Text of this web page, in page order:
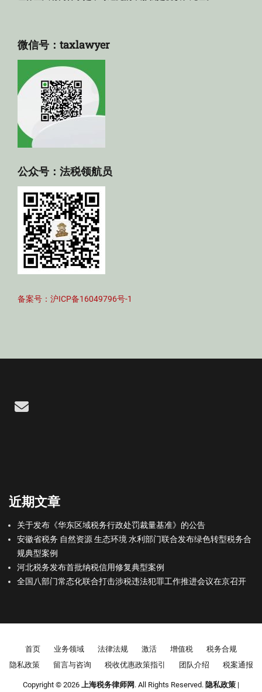
微信号：taxlawyer
公众号：法税领航员
备案号：沪ICP备16049796号-1
Email
近期文章
关于发布《华东区域税务行政处罚裁量基准》的公告
安徽省税务 自然资源 生态环境 水利部门联合发布绿色转型税务合
规典型案例
河北税务发布首批纳税信用修复典型案例
全国八部门常态化联合打击涉税违法犯罪工作推进会议在京召开
Footer menu
首页 业务领域 法律法规 激活 增值税
税务合规
隐私政策
留言与咨询 税收优惠政策指引 团队介绍 税案通报
Copyright © 2026 上海税务律师网 . All Rights Reserved. 隐私政策 |